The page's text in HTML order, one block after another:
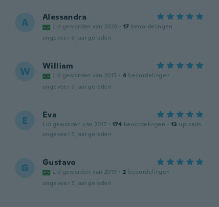
A Alessandra
Lid geworden van 2020 · 17 beoordelingen
ongeveer 5 jaar geleden
W William
Lid geworden van 2015 · 4 beoordelingen
ongeveer 5 jaar geleden
E Eva
Lid geworden van 2017 · 174 beoordelingen · 13 uploads
ongeveer 5 jaar geleden
G Gustavo
Lid geworden van 2019 · 2 beoordelingen
ongeveer 5 jaar geleden